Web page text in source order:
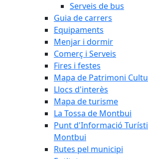
Serveis de bus
Guia de carrers
Equipaments
Menjar i dormir
Comerç i Serveis
Fires i festes
Mapa de Patrimoni
Llocs d'interès
Mapa de turisme
La Tossa de Montbui
Punt d'Informació
Montbui
Rutes pel municipi